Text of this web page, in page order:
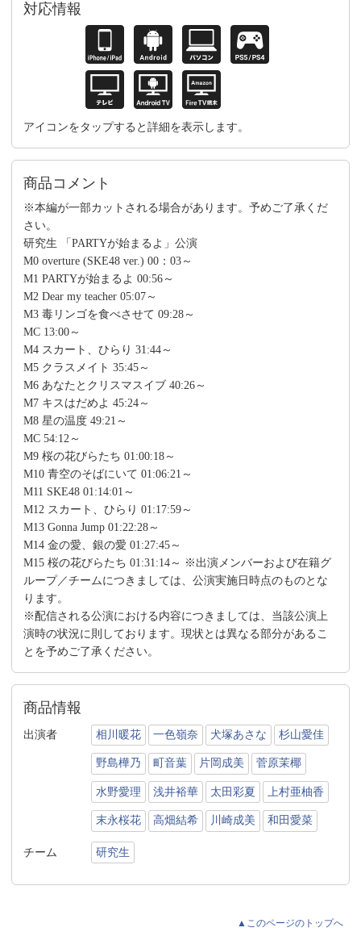
対応情報
アイコンをタップすると詳細を表示します。
商品コメント
※本編が一部カットされる場合があります。予めご了承くだ
さい。
研究生 「PARTYが始まるよ」公演
M0 overture (SKE48 ver.) 00：03～
M1 PARTYが始まるよ 00:56～
M2 Dear my teacher 05:07～
M3 毒リンゴを食べさせて 09:28～
MC 13:00～
M4 スカート、ひらり 31:44～
M5 クラスメイト 35:45～
M6 あなたとクリスマスイブ 40:26～
M7 キスはだめよ 45:24～
M8 星の温度 49:21～
MC 54:12～
M9 桜の花びらたち 01:00:18～
M10 青空のそばにいて 01:06:21～
M11 SKE48 01:14:01～
M12 スカート、ひらり 01:17:59～
M13 Gonna Jump 01:22:28～
M14 金の愛、銀の愛 01:27:45～
M15 桜の花びらたち 01:31:14～ ※出演メンバーおよび在籍グ
ループ／チームにつきましては、公演実施日時点のものとな
ります。
※配信される公演における内容につきましては、当該公演上
演時の状況に則しております。現状とは異なる部分があるこ
とを予めご了承ください。
商品情報
出演者 相川暖花 一色嶺奈 犬塚あさな 杉山愛佳
野島樺乃 町音葉 片岡成美 菅原茉椰
水野愛理 浅井裕華 太田彩夏 上村亜柚香
末永桜花 高畑結希 川崎成美 和田愛菜
チーム 研究生
▲このページのトップへ